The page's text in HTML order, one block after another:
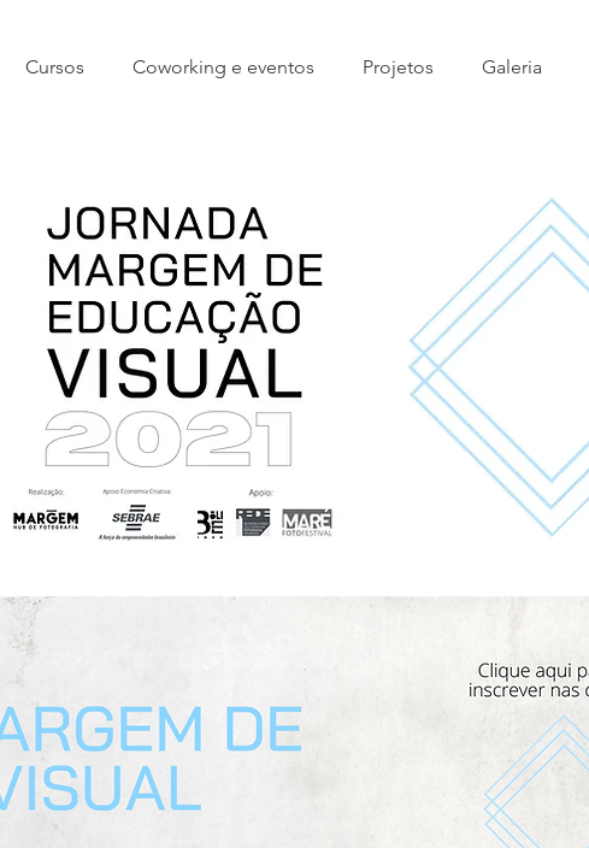
Cursos Coworking e eventos Projetos Galeria